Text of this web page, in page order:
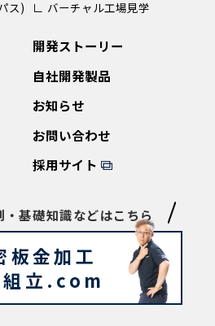
ス)
∟ バーチャル工場見学
開発ストーリー
自社開発製品
お知らせ
お問い合わせ
採用サイト
・基礎知識などはこちら
板金加工
立.com